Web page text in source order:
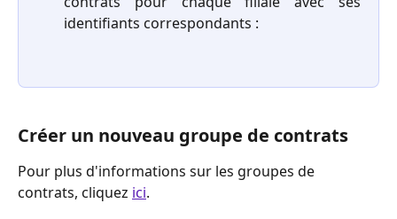
identifiants correspondants :
Créer un nouveau groupe de contrats
Pour plus d'informations sur les groupes de
contrats, cliquez ici.